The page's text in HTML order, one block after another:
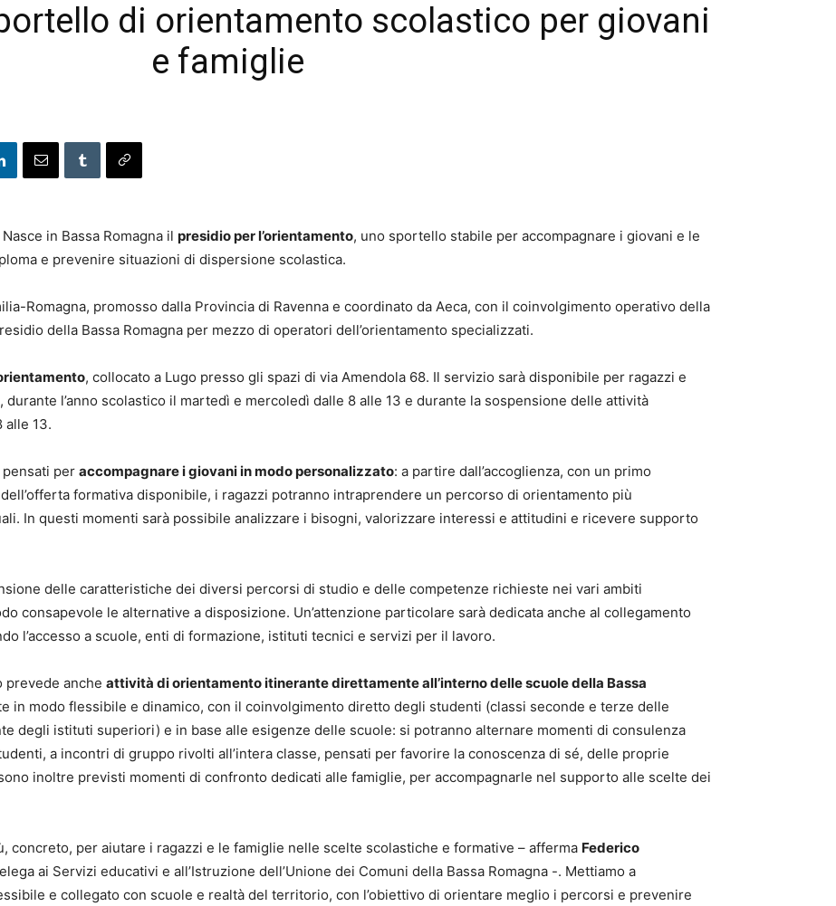
di orientamento scolastico per giovani
e famiglie
in Bassa Romagna il presidio per l’orientamento, uno sportello stabile per accompagnare i giovani e le
e prevenire situazioni di dispersione scolastica.
Romagna, promosso dalla Provincia di Ravenna e coordinato da Aeca, con il coinvolgimento operativo della
della Bassa Romagna per mezzo di operatori dell’orientamento specializzati.
, collocato a Lugo presso gli spazi di via Amendola 68. Il servizio sarà disponibile per ragazzi e
, durante l’anno scolastico il martedì e mercoledì dalle 8 alle 13 e durante la sospensione delle attività
alle 13.
per accompagnare i giovani in modo personalizzato: a partire dall’accoglienza, con un primo
formativa disponibile, i ragazzi potranno intraprendere un percorso di orientamento più
In questi momenti sarà possibile analizzare i bisogni, valorizzare interessi e attitudini e ricevere supporto
delle caratteristiche dei diversi percorsi di studio e delle competenze richieste nei vari ambiti
consapevole le alternative a disposizione. Un’attenzione particolare sarà dedicata anche al collegamento
l’accesso a scuole, enti di formazione, istituti tecnici e servizi per il lavoro.
anche attività di orientamento itinerante direttamente all’interno delle scuole della Bassa
in modo flessibile e dinamico, con il coinvolgimento diretto degli studenti (classi seconde e terze delle
degli istituti superiori) e in base alle esigenze delle scuole: si potranno alternare momenti di consulenza
a incontri di gruppo rivolti all’intera classe, pensati per favorire la conoscenza di sé, delle proprie
inoltre previsti momenti di confronto dedicati alle famiglie, per accompagnarle nel supporto alle scelte dei
concreto, per aiutare i ragazzi e le famiglie nelle scelte scolastiche e formative – afferma Federico
ai Servizi educativi e all’Istruzione dell’Unione dei Comuni della Bassa Romagna -. Mettiamo a
e collegato con scuole e realtà del territorio, con l’obiettivo di orientare meglio i percorsi e prevenire